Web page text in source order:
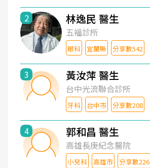
2 林逸民 醫生
五福診所
眼科 宜蘭縣 分享數542
3 黃汝萍 醫生
台中光流聯合診所
牙科 台中市 分享數208
4 郭和昌 醫生
高雄長庚紀念醫院
小兒科 高雄市 分享數226